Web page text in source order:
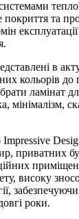
системами
покриття та
в
кольорів
ламінат
мінімалізм,
приватних
високу
роки.